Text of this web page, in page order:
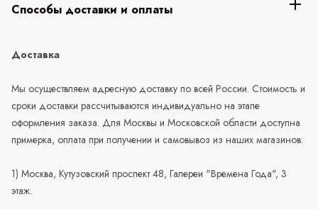
Способы доставки и оплаты
Доставка
Мы осуществляем адресную доставку по всей России. Стоимость и
сроки доставки рассчитываются индивидуально на этапе
оформления заказа. Для Москвы и Московской области доступна
примерка, оплата при получении и самовывоз из наших магазинов:
1) Москва, Кутузовский проспект 48, Галереи "Времена Года", 3
этаж.